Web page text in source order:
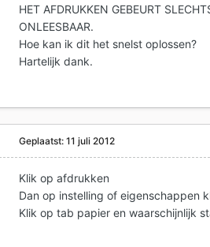
HET AFDRUKKEN GEBEURT
ONLEESBAAR.
Hoe kan ik dit het snelst oplossen?
Hartelijk dank.
Geplaatst:11 juli 2012
Klik op afdrukken
Dan op instelling of eigenschappen
Klik op tab papier en waarschijnlijk